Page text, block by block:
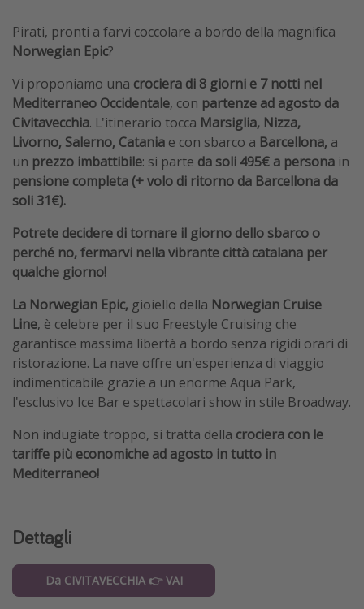
Calendario di viaggio
Festività del 2026
Città più visitate
Pirati, pronti a farvi coccolare a bordo della magnifica
Norwegian Epic?
Vi proponiamo una crociera di 8 giorni e 7 notti nel
Mediterraneo Occidentale, con partenze ad agosto da
Civitavecchia. L'itinerario tocca Marsiglia, Nizza,
Livorno, Salerno, Catania e con sbarco a Barcellona, a
un prezzo imbattibile: si parte da soli 495€ a persona in
pensione completa (+ volo di ritorno da Barcellona da
soli 31€).
Potrete decidere di tornare il giorno dello sbarco o
perché no, fermarvi nella vibrante città catalana per
qualche giorno!
La Norwegian Epic, gioiello della Norwegian Cruise
Line, è celebre per il suo Freestyle Cruising che
garantisce massima libertà a bordo senza rigidi orari di
ristorazione. La nave offre un'esperienza di viaggio
indimenticabile grazie a un enorme Aqua Park,
l'esclusivo Ice Bar e spettacolari show in stile Broadway.
Non indugiate troppo, si tratta della crociera con le
tariffe più economiche ad agosto in tutto in
Mediterraneo!
Dettagli
Da CIVITAVECCHIA 👉 VAI